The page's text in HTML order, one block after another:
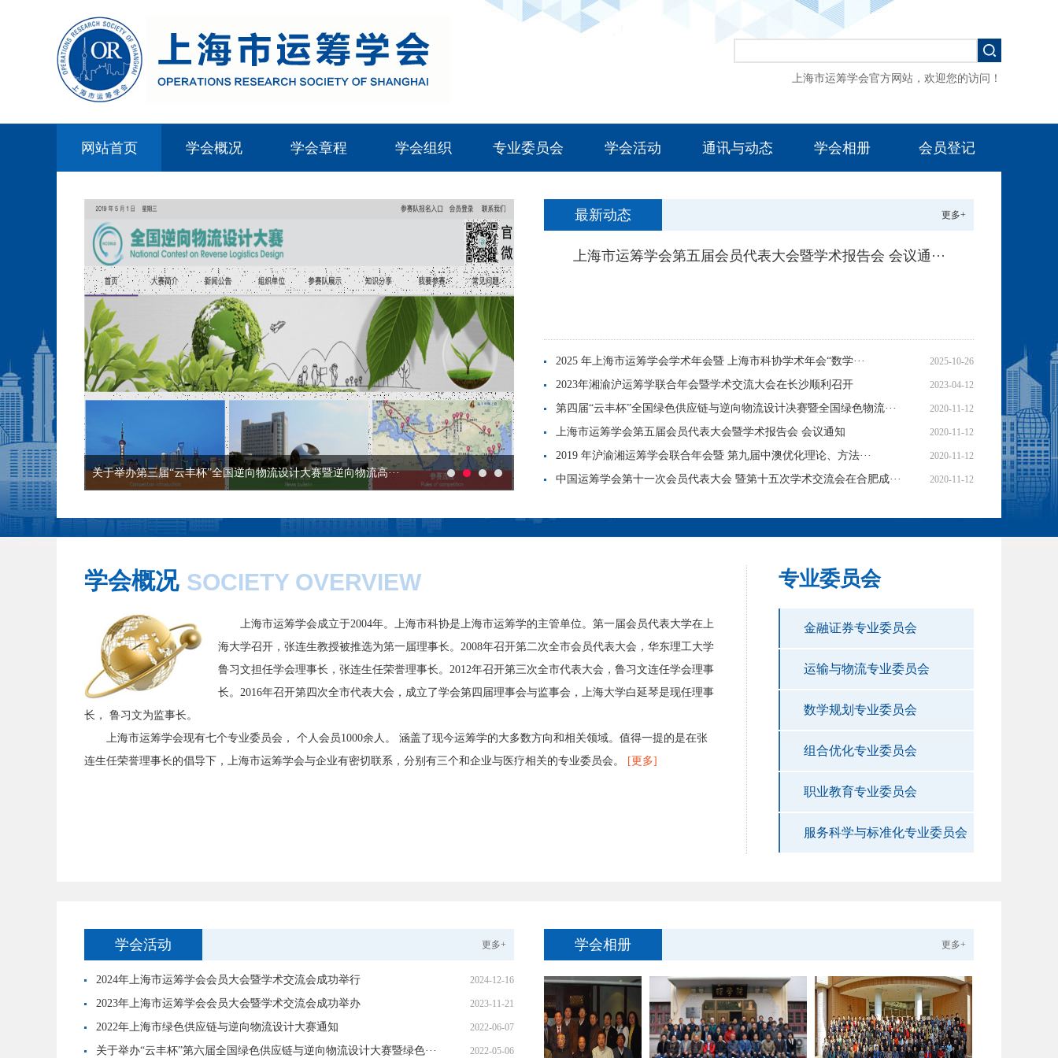
上海市运筹学会官方网站，欢迎您的访问！
网站首页 学会概况 学会章程 学会组织 专业委员会 学会活动 通讯与动态 学会相册 会员登记
关于举办第三届“云丰杯”全国逆向物流设计大赛暨逆向物流高···
最新动态 更多+
上海市运筹学会第五届会员代表大会暨学术报告会 会议通···
2025-10-26
2025 年上海市运筹学会学术年会暨 上海市科协学术年会“数学···
2023-04-12
2023年湘渝沪运筹学联合年会暨学术交流大会在长沙顺利召开
2020-11-12
第四届“云丰杯”全国绿色供应链与逆向物流设计决赛暨全国绿色物流···
2020-11-12
上海市运筹学会第五届会员代表大会暨学术报告会 会议通知
2020-11-12
2019 年沪渝湘运筹学会联合年会暨 第九届中澳优化理论、⽅法···
2020-11-12
中国运筹学会第十一次会员代表大会 暨第十五次学术交流会在合肥成···
专业委员会
金融证券专业委员会
运输与物流专业委员会
数学规划专业委员会
组合优化专业委员会
职业教育专业委员会
服务科学与标准化专业委员会
学会概况 SOCIETY OVERVIEW
上海市运筹学会成立于2004年。上海市科协是上海市运筹学的主管单位。第一届会员代表大学在上
海大学召开，张连生教授被推选为第一届理事长。2008年召开第二次全市会员代表大会，华东理工大学
鲁习文担任学会理事长，张连生任荣誉理事长。2012年召开第三次全市代表大会，鲁习文连任学会理事
长。2016年召开第四次全市代表大会，成立了学会第四届理事会与监事会，上海大学白延琴是现任理事
长， 鲁习文为监事长。
上海市运筹学会现有七个专业委员会， 个人会员1000余人。 涵盖了现今运筹学的大多数方向和相关领域。值得一提的是在张
连生任荣誉理事长的倡导下，上海市运筹学会与企业有密切联系，分别有三个和企业与医疗相关的专业委员会。
[更多]
学会活动 更多+
2024-12-16
2024年上海市运筹学会会员大会暨学术交流会成功举行
2023-11-21
2023年上海市运筹学会会员大会暨学术交流会成功举办
2022-06-07
2022年上海市绿色供应链与逆向物流设计大赛通知
2022-05-06
关于举办“云丰杯”第六届全国绿色供应链与逆向物流设计大赛暨绿色···
学会相册 更多+